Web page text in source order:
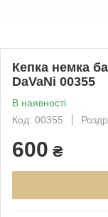
Кепка немка
DaVaNi 00355
В наявності
Код: 00355
600 ₴